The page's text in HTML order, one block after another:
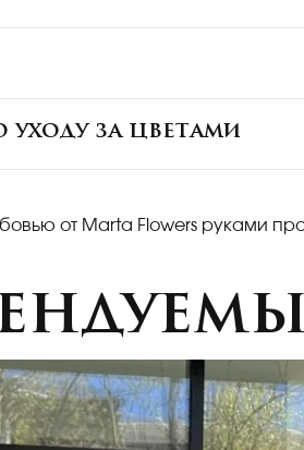
за цветами
от Marta Flowers руками